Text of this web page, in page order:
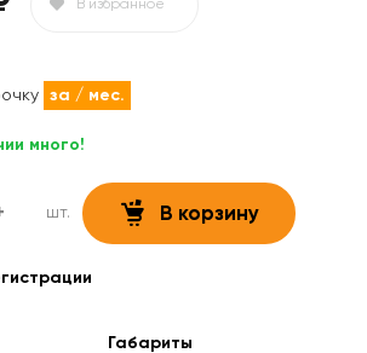
В избранное
за / мес.
много!
шт. В корзину
Габариты